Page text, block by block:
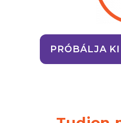
PRÓBÁLJA